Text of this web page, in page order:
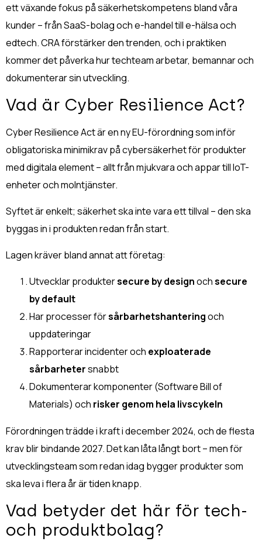
ett växande fokus på säkerhetskompetens bland våra
kunder – från SaaS-bolag och e-handel till e-hälsa och
edtech.CRA förstärker den trenden, och i praktiken
kommer det påverka hur techteam arbetar, bemannar och
dokumenterar sin utveckling.
Vad är Cyber Resilience Act?
Cyber Resilience Act är en ny EU-förordning som inför
obligatoriska minimikrav på cybersäkerhet för produkter
med digitala element – allt från mjukvara och appar till IoT-
enheter och molntjänster.
Syftet är enkelt; säkerhet ska inte vara ett tillval – den ska
byggas in i produkten redan från start.
Lagen kräver bland annat att företag:
Utvecklar produktersecure by designochsecure
by default
Har processer försårbarhetshanteringoch
uppdateringar
Rapporterar incidenter och exploaterade
sårbarhetersnabbt
Dokumenterar komponenter (Software Bill of
Materials) och risker genom hela livscykeln
Förordningen trädde i kraft i december 2024, och de flesta
krav blir bindande 2027.Det kan låta långt bort – men för
utvecklingsteam som redan idag bygger produkter som
ska leva i flera år är tiden knapp.
Vad betyder det här för tech-
och produktbolag?